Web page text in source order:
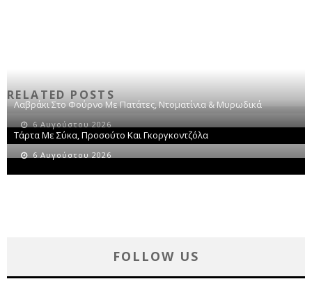
RELATED POSTS
Λαβράκι Στο Φούρνο Με Πατάτες, Ντοματίνια & Μυρωδικά
6 Αυγούστου 2026
Τάρτα Με Σύκα, Προσούτο Και Γκοργκοντζόλα
6 Αυγούστου 2026
FOLLOW US